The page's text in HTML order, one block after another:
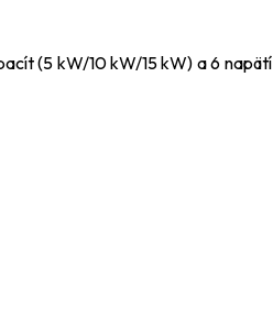
(5 kW/10 kW/15 kW) a 6 napätí